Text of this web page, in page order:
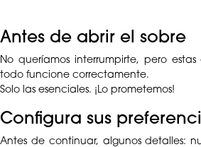
Antes de abrir el sobre
No queríamos interrumpirte, pero
todo funcione correctamente.
Solo las esenciales. ¡Lo prometemos!
Configura sus
Antes de continuar, algunos detalles: